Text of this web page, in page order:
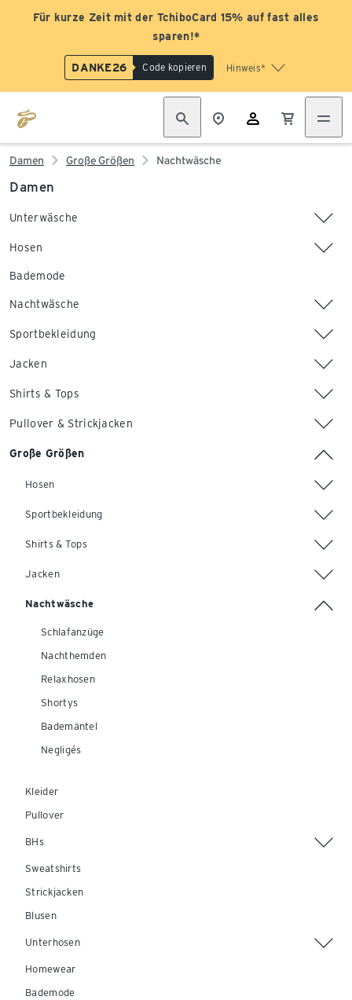
Für kurze Zeit mit der TchiboCard 15% auf fast alles
sparen!*
DANKE26 Code kopieren Hinweis*
Damen Große Größen Nachtwäsche
Damen
Unterwäsche
Hosen
Bademode
Nachtwäsche
Sportbekleidung
Jacken
Shirts & Tops
Pullover & Strickjacken
Große Größen
Hosen
Sportbekleidung
Shirts & Tops
Jacken
Nachtwäsche
Schlafanzüge
Nachthemden
Relaxhosen
Shortys
Bademäntel
Negligés
Kleider
Pullover
BHs
Sweatshirts
Strickjacken
Blusen
Unterhosen
Homewear
Bademode